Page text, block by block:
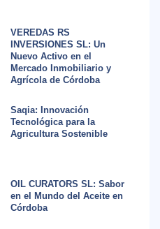
VEREDAS RS
INVERSIONES SL: Un
Nuevo Activo en el
Mercado Inmobiliario y
Agrícola de Córdoba
Saqia: Innovación
Tecnológica para la
Agricultura Sostenible
OIL CURATORS SL: Sabor
en el Mundo del Aceite en
Córdoba